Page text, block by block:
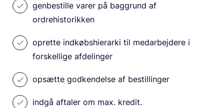
genbestille varer på baggrund af
ordrehistorikken
oprette indkøbshierarki til medarbejdere i
forskellige afdelinger
opsætte godkendelse af bestillinger
indgå aftaler om max. kredit.